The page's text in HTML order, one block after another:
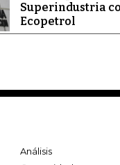
Superindustria
Ecopetrol
Análisis